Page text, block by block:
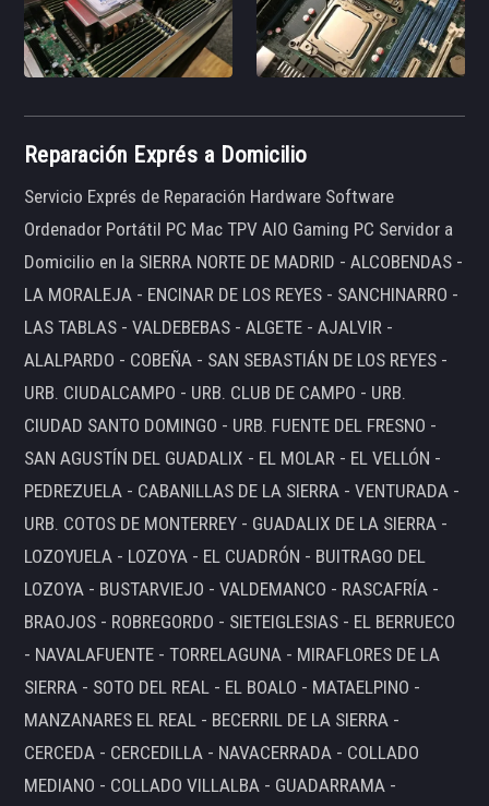
Reparación Exprés a Domicilio
Servicio Exprés de Reparación Hardware Software
Ordenador Portátil PC Mac TPV AIO Gaming PC Servidor a
Domicilio en la SIERRA NORTE DE MADRID - ALCOBENDAS -
LA MORALEJA - ENCINAR DE LOS REYES - SANCHINARRO -
LAS TABLAS - VALDEBEBAS - ALGETE - AJALVIR -
ALALPARDO - COBEÑA - SAN SEBASTIÁN DE LOS REYES -
URB. CIUDALCAMPO - URB. CLUB DE CAMPO - URB.
CIUDAD SANTO DOMINGO - URB. FUENTE DEL FRESNO -
SAN AGUSTÍN DEL GUADALIX - EL MOLAR - EL VELLÓN -
PEDREZUELA - CABANILLAS DE LA SIERRA - VENTURADA -
URB. COTOS DE MONTERREY - GUADALIX DE LA SIERRA -
LOZOYUELA - LOZOYA - EL CUADRÓN - BUITRAGO DEL
LOZOYA - BUSTARVIEJO - VALDEMANCO - RASCAFRÍA -
BRAOJOS - ROBREGORDO - SIETEIGLESIAS - EL BERRUECO
- NAVALAFUENTE - TORRELAGUNA - MIRAFLORES DE LA
SIERRA - SOTO DEL REAL - EL BOALO - MATAELPINO -
MANZANARES EL REAL - BECERRIL DE LA SIERRA -
CERCEDA - CERCEDILLA - NAVACERRADA - COLLADO
MEDIANO - COLLADO VILLALBA - GUADARRAMA -